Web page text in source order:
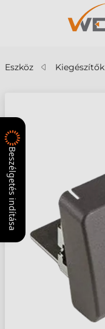
Eszköz Kiegészítők
Beszélgetés indítása